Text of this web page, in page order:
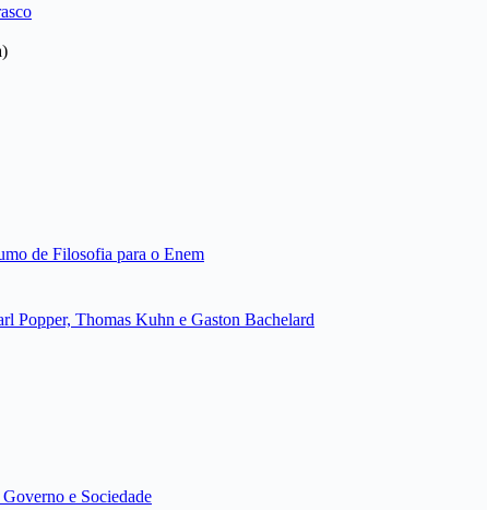
de Filosofia para o Enem
Thomas Kuhn e Gaston Bachelard
e Sociedade